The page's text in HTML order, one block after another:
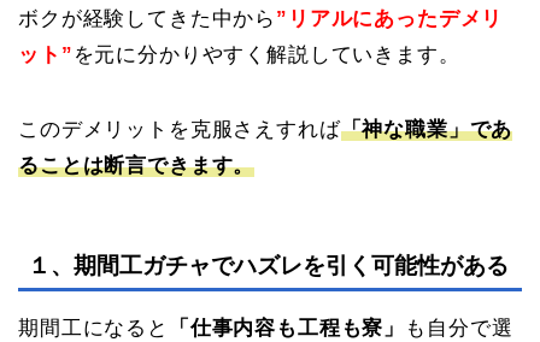
ボクが経験してきた中から ”リアルにあったデメリ
ット” を元に分かりやすく解説していきます。
このデメリットを克服さえすれば「神な職業」であ
ることは断言できます。
１、期間工ガチャでハズレを引く可能性がある
期間工になると 「仕事内容も工程も寮」
も自分で選